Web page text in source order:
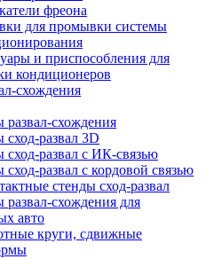
фреона
для промывки системы
и приспособления для
кондиционеров
схождения
развал-схождения
сход-развал 3D
сход-развал с ИК-связью
развал с кордовой связью
стенды сход-развал
развал-схождения для
авто
круги, сдвижные